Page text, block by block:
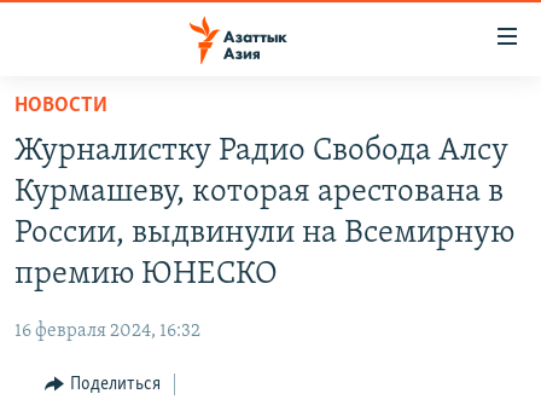
Вернуться
основному
содержанию
Вернутся
главной
Вернутся
поиску
КАЗАХСТАН
НОВОСТИ
ВОЙНА В УКРАИНЕ
НА ДРУГИХ ЯЗЫКАХ
КЫРГЫЗЧА
ЎЗБЕКЧА
ПОДПИШИТЕСЬ НА НАС В СОЦСЕТЯХ
НОВОСТИ
Журналистку Радио Свобода Алсу
Курмашеву, которая арестована в
России, выдвинули на Всемирную
премию ЮНЕСКО
16 февраля 2024, 16:32
Поделиться